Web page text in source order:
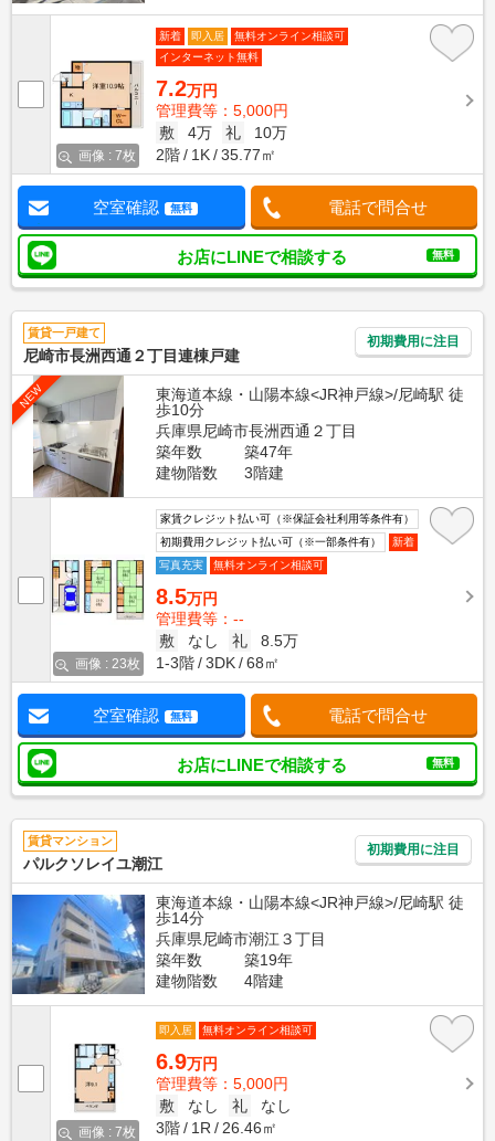
画像 : 7枚
新着 即入居
無料オンライン相談可
インターネット無料
7.2万円
管理費等：5,000円
敷
4万 礼
10万
2階
1K 35.77㎡
空室確認 無料 電話で問合せ
お店にLINEで相談する 無料
賃貸一戸建て
尼崎市長洲西通２丁目連棟戸建
初期費用に注目
NEW
東海道本線・山陽本線<JR神戸線>/尼崎駅 徒
歩10分
兵庫県尼崎市長洲西通２丁目
築年数
築47年
建物階数
3階建
画像 : 23枚
家賃クレジット払い可（※保証会社利用等条件有）
初期費用クレジット払い可（※一部条件有）
新着
写真充実
無料オンライン相談可
8.5万円
管理費等：--
敷
なし 礼
8.5万
1-3階
3DK 68㎡
空室確認 無料 電話で問合せ
お店にLINEで相談する 無料
賃貸マンション
パルクソレイユ潮江
初期費用に注目
東海道本線・山陽本線<JR神戸線>/尼崎駅 徒
歩14分
兵庫県尼崎市潮江３丁目
築年数
築19年
建物階数
4階建
画像 : 7枚
即入居 無料オンライン相談可
6.9万円
管理費等：5,000円
敷
なし 礼
なし
3階
1R 26.46㎡